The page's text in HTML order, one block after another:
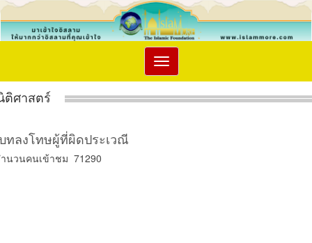
Toggle
navigation
ติศาสตร์
ทลงโทษผู้ที่ผิดประเวณี
นวนคนเข้าชม 71290